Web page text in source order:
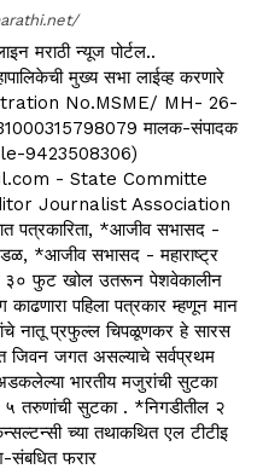
मराठी न्यूज पोर्टल..
मुख्य सभा लाईव्ह करणारे
No.MSME/ MH- 26-
मालक-संपादक
9423508306)
- State Committe
Journalist Association
पत्रकारिता, *आजीव सभासद -
*आजीव सभासद - महाराष्ट्र
३० फुट खोल उतरून पेशवेकालीन
काढणारा पहिला पत्रकार म्हणून मान
नातू प्रफुल्ल चिपळूणकर हे सारस
जिवन जगत असल्याचे सर्वप्रथम
भारतीय मजुरांची सुटका
५ तरुणांची सुटका . *निगडीतील २
च्या तथाकथित एल टीटीइ
संबधित फरार